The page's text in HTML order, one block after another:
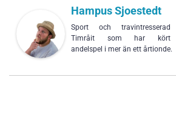
Hampus Sjoestedt
Sport och travintresserad
Timråit som har kört
andelspel i mer än ett årtionde.